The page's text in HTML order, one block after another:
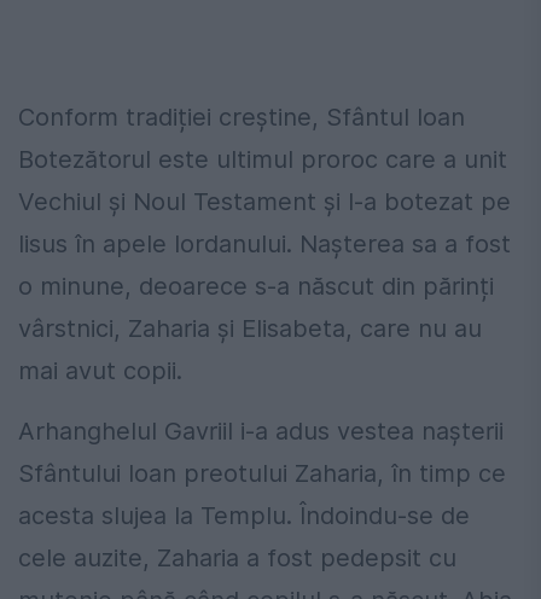
Conform tradiției creștine, Sfântul Ioan
Botezătorul este ultimul proroc care a unit
Vechiul și Noul Testament și l-a botezat pe
Iisus în apele Iordanului. Nașterea sa a fost
o minune, deoarece s-a născut din părinți
vârstnici, Zaharia și Elisabeta, care nu au
mai avut copii.
Arhanghelul Gavriil i-a adus vestea nașterii
Sfântului Ioan preotului Zaharia, în timp ce
acesta slujea la Templu. Îndoindu-se de
cele auzite, Zaharia a fost pedepsit cu